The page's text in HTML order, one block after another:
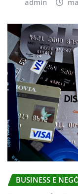
BUSINESS E